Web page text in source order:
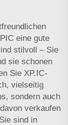
eine gute
stilvoll – Sie
sie schonen
Sie XP.IC-
vielseitig
sondern auch
verkaufen
sind in